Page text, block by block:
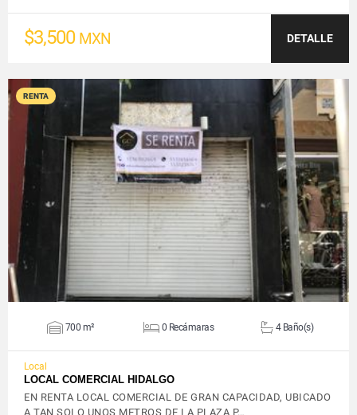
$3,500 MXN DETALLE
RENTA
VER DETALLES
700 m² 0 Recámaras 4 Baño(s)
Local
LOCAL COMERCIAL HIDALGO
EN RENTA LOCAL COMERCIAL DE GRAN CAPACIDAD, UBICADO
A TAN SOLO UNOS METROS DE LA PLAZA P…